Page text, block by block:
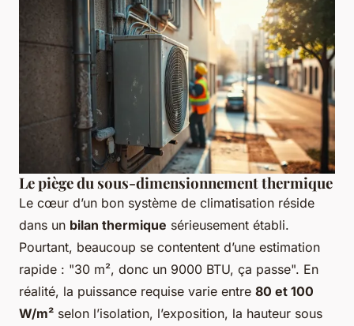
Le piège du sous-dimensionnement thermique
Le cœur d’un bon système de climatisation réside
dans un bilan thermique sérieusement établi.
Pourtant, beaucoup se contentent d’une estimation
rapide : "30 m², donc un 9000 BTU, ça passe". En
réalité, la puissance requise varie entre 80 et 100
W/m² selon l’isolation, l’exposition, la hauteur sous